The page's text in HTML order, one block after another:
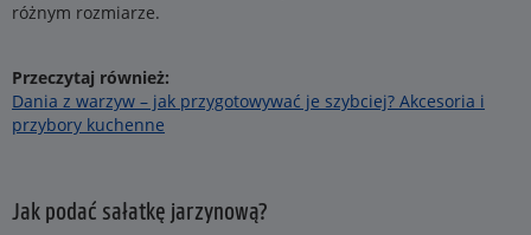
różnym rozmiarze.
Przeczytaj również:
Dania z warzyw – jak przygotowywać je szybciej? Akcesoria i
przybory kuchenne
Jak podać sałatkę jarzynową?